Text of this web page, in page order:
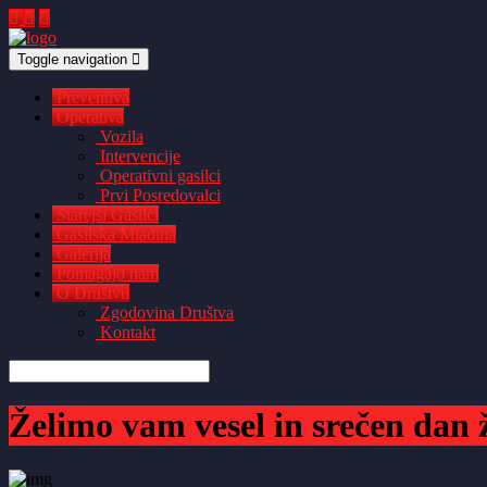
Toggle navigation
Preventiva
Operativa
Vozila
Intervencije
Operativni gasilci
Prvi Posredovalci
Starejši Gasilci
Gasilska Mladina
Galerija
Pomagajo nam
O Društvu
Zgodovina Društva
Kontakt
Želimo vam vesel in srečen dan